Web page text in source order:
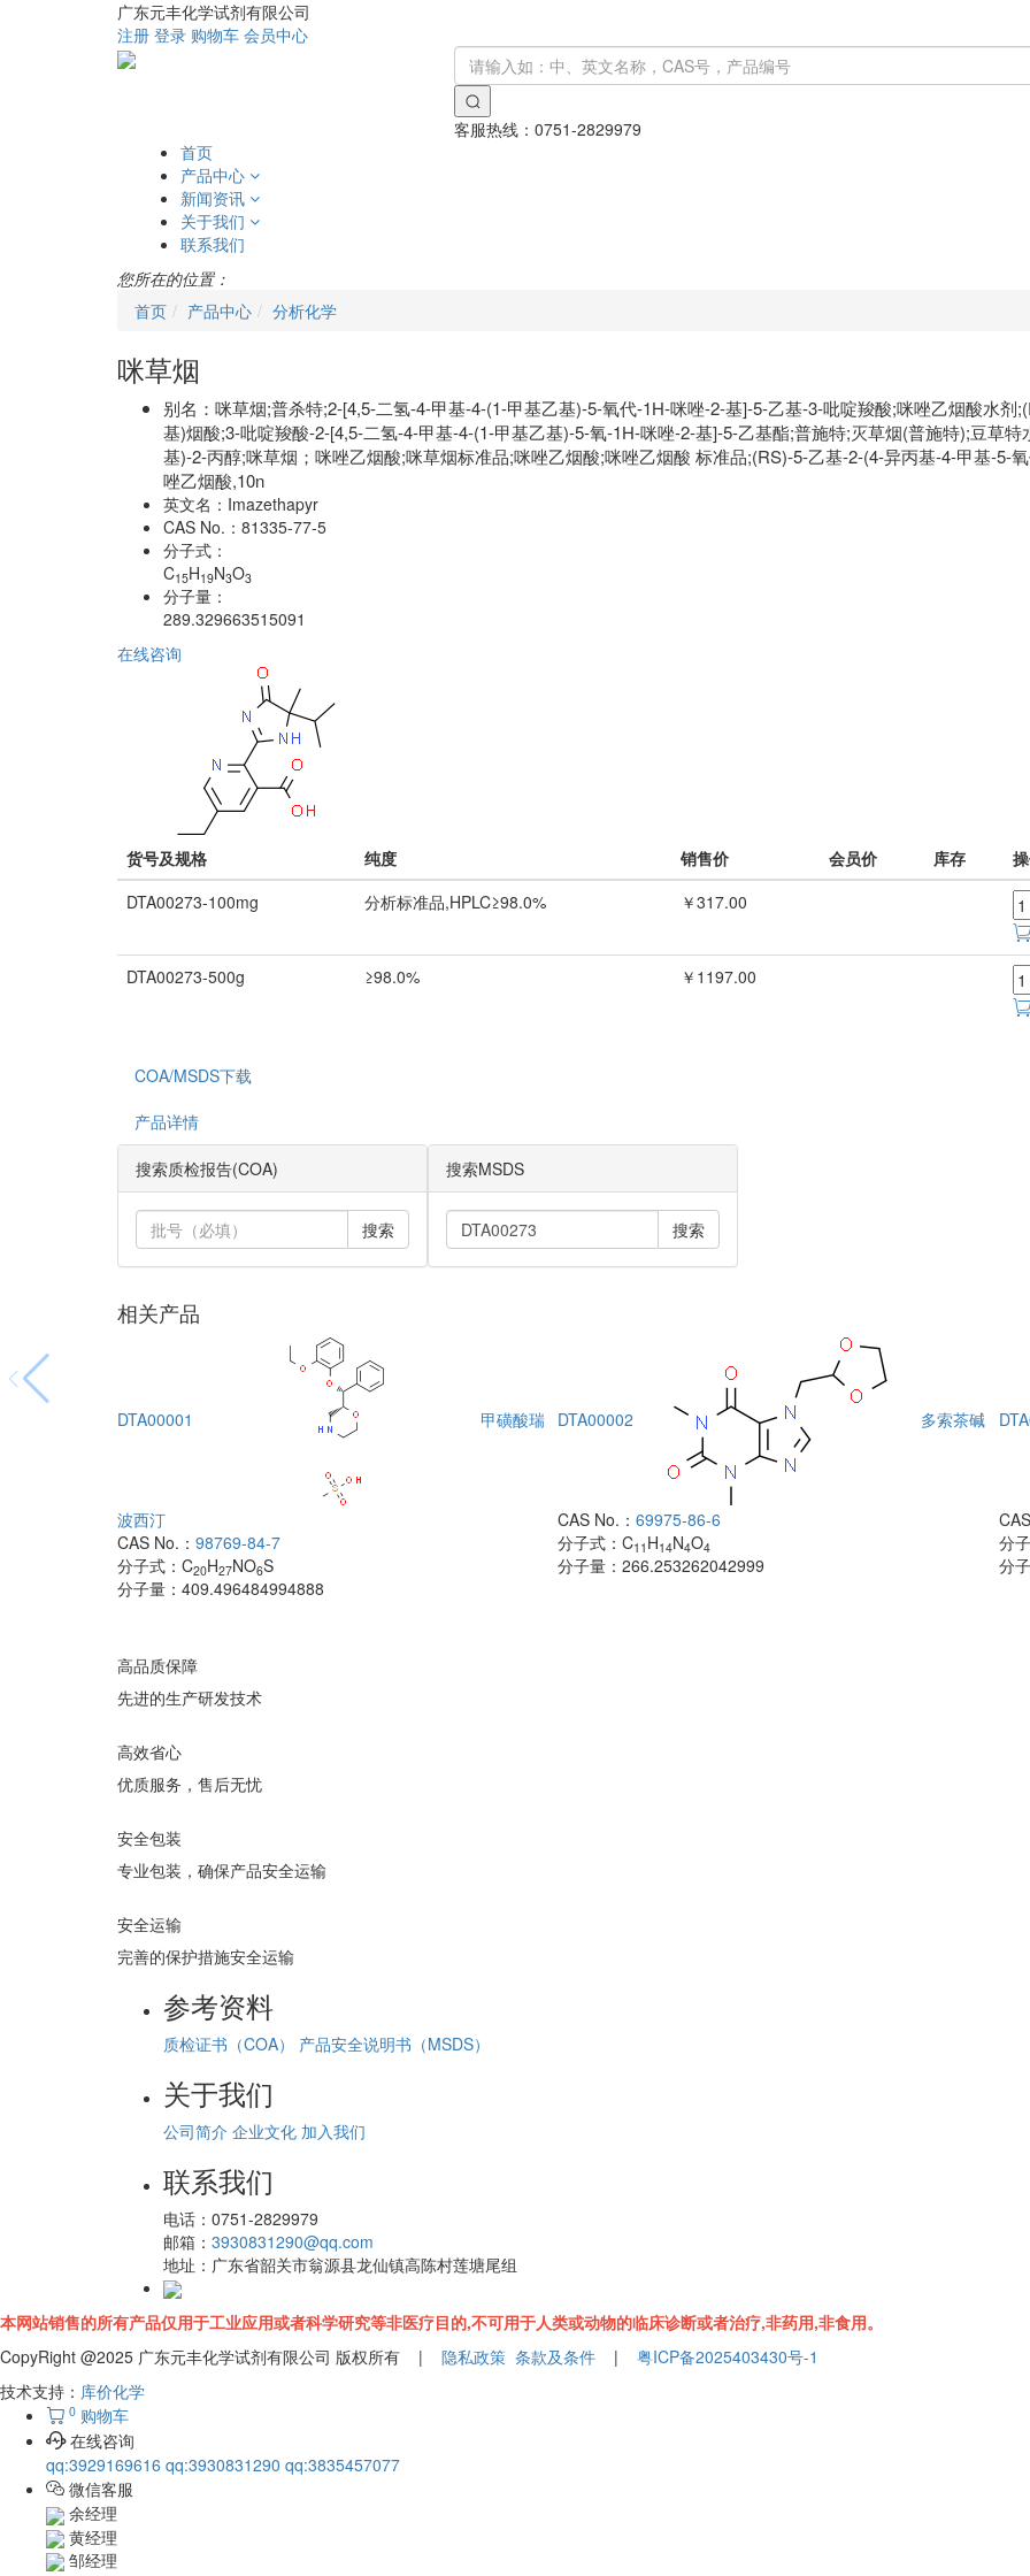
广东元丰化学试剂有限公司
注册 登录 购物车 会员中心
客服热线： 0751-2829979
首页
产品中心
新闻资讯
关于我们
联系我们
您所在的位置：
首页
产品中心 分析化学
咪草烟
别名： 咪草烟;普杀特;2-[4,5-二氢-4-甲基-4-(1-甲基乙基)-5-氧代-1H-咪唑-2-基]-5-乙基-3-吡啶羧酸;咪唑乙烟酸水
基)烟酸;3-吡啶羧酸-2-[4,5-二氢-4-甲基-4-(1-甲基乙基)-5-氧-1H-咪唑-2-基]-5-乙基酯;普施特;灭草烟(普施特);豆草
基)-2-丙醇;咪草烟；咪唑乙烟酸;咪草烟标准品;咪唑乙烟酸;咪唑乙烟酸 标准品;(RS)-5-乙基-2-(4-异丙基-4-甲基-5-
唑乙烟酸,10n
英文名： Imazethapyr
CAS No.： 81335-77-5
分子式：
C15H19N3O3
分子量：
289.329663515091
在线咨询
货号及规格 纯度 销售价 会员价 库存
DTA00273-100mg
分析标准品,HPLC≥98.0% ￥317.00
DTA00273-500g ≥98.0% ￥1197.00
COA/MSDS下载
产品详情
搜索质检报告(COA)
搜索
搜索MSDS
搜索
相关产品
DTA00001 甲磺酸瑞
波西汀
CAS No.： 98769-84-7
分子式： C20H27NO6S
分子量： 409.496484994888
DTA00002 多索茶碱
CAS No.：69975-86-6
分子式：C11 H14N4O4
分子量：266.253262042999
分
分
高品质保障
先进的生产研发技术
高效省心
优质服务，售后无忧
安全包装
专业包装，确保产品安全运输
安全运输
完善的保护措施安全运输
参考资料
质检证书（COA） 产品安全说明书（MSDS）
关于我们
公司简介 企业文化 加入我们
联系我们
电话： 0751-2829979
邮箱： 3930831290@qq.com
地址： 广东省韶关市翁源县龙仙镇高陈村莲塘尾组
本网站销售的所有产品仅用于工业应用或者科学研究等非医疗目的,不可用于人类或动物的临床诊断或者治疗,非药用,非食用。
CopyRight @2025 广东元丰化学试剂有限公司 版权所有 | 隐私政策 条款及条件 | 粤ICP备2025403430号-1
技术支持： 库价化学
0 购物车
在线咨询
qq:3929169616 qq:3930831290 qq:3835457077
微信客服
余经理
黄经理
邹经理